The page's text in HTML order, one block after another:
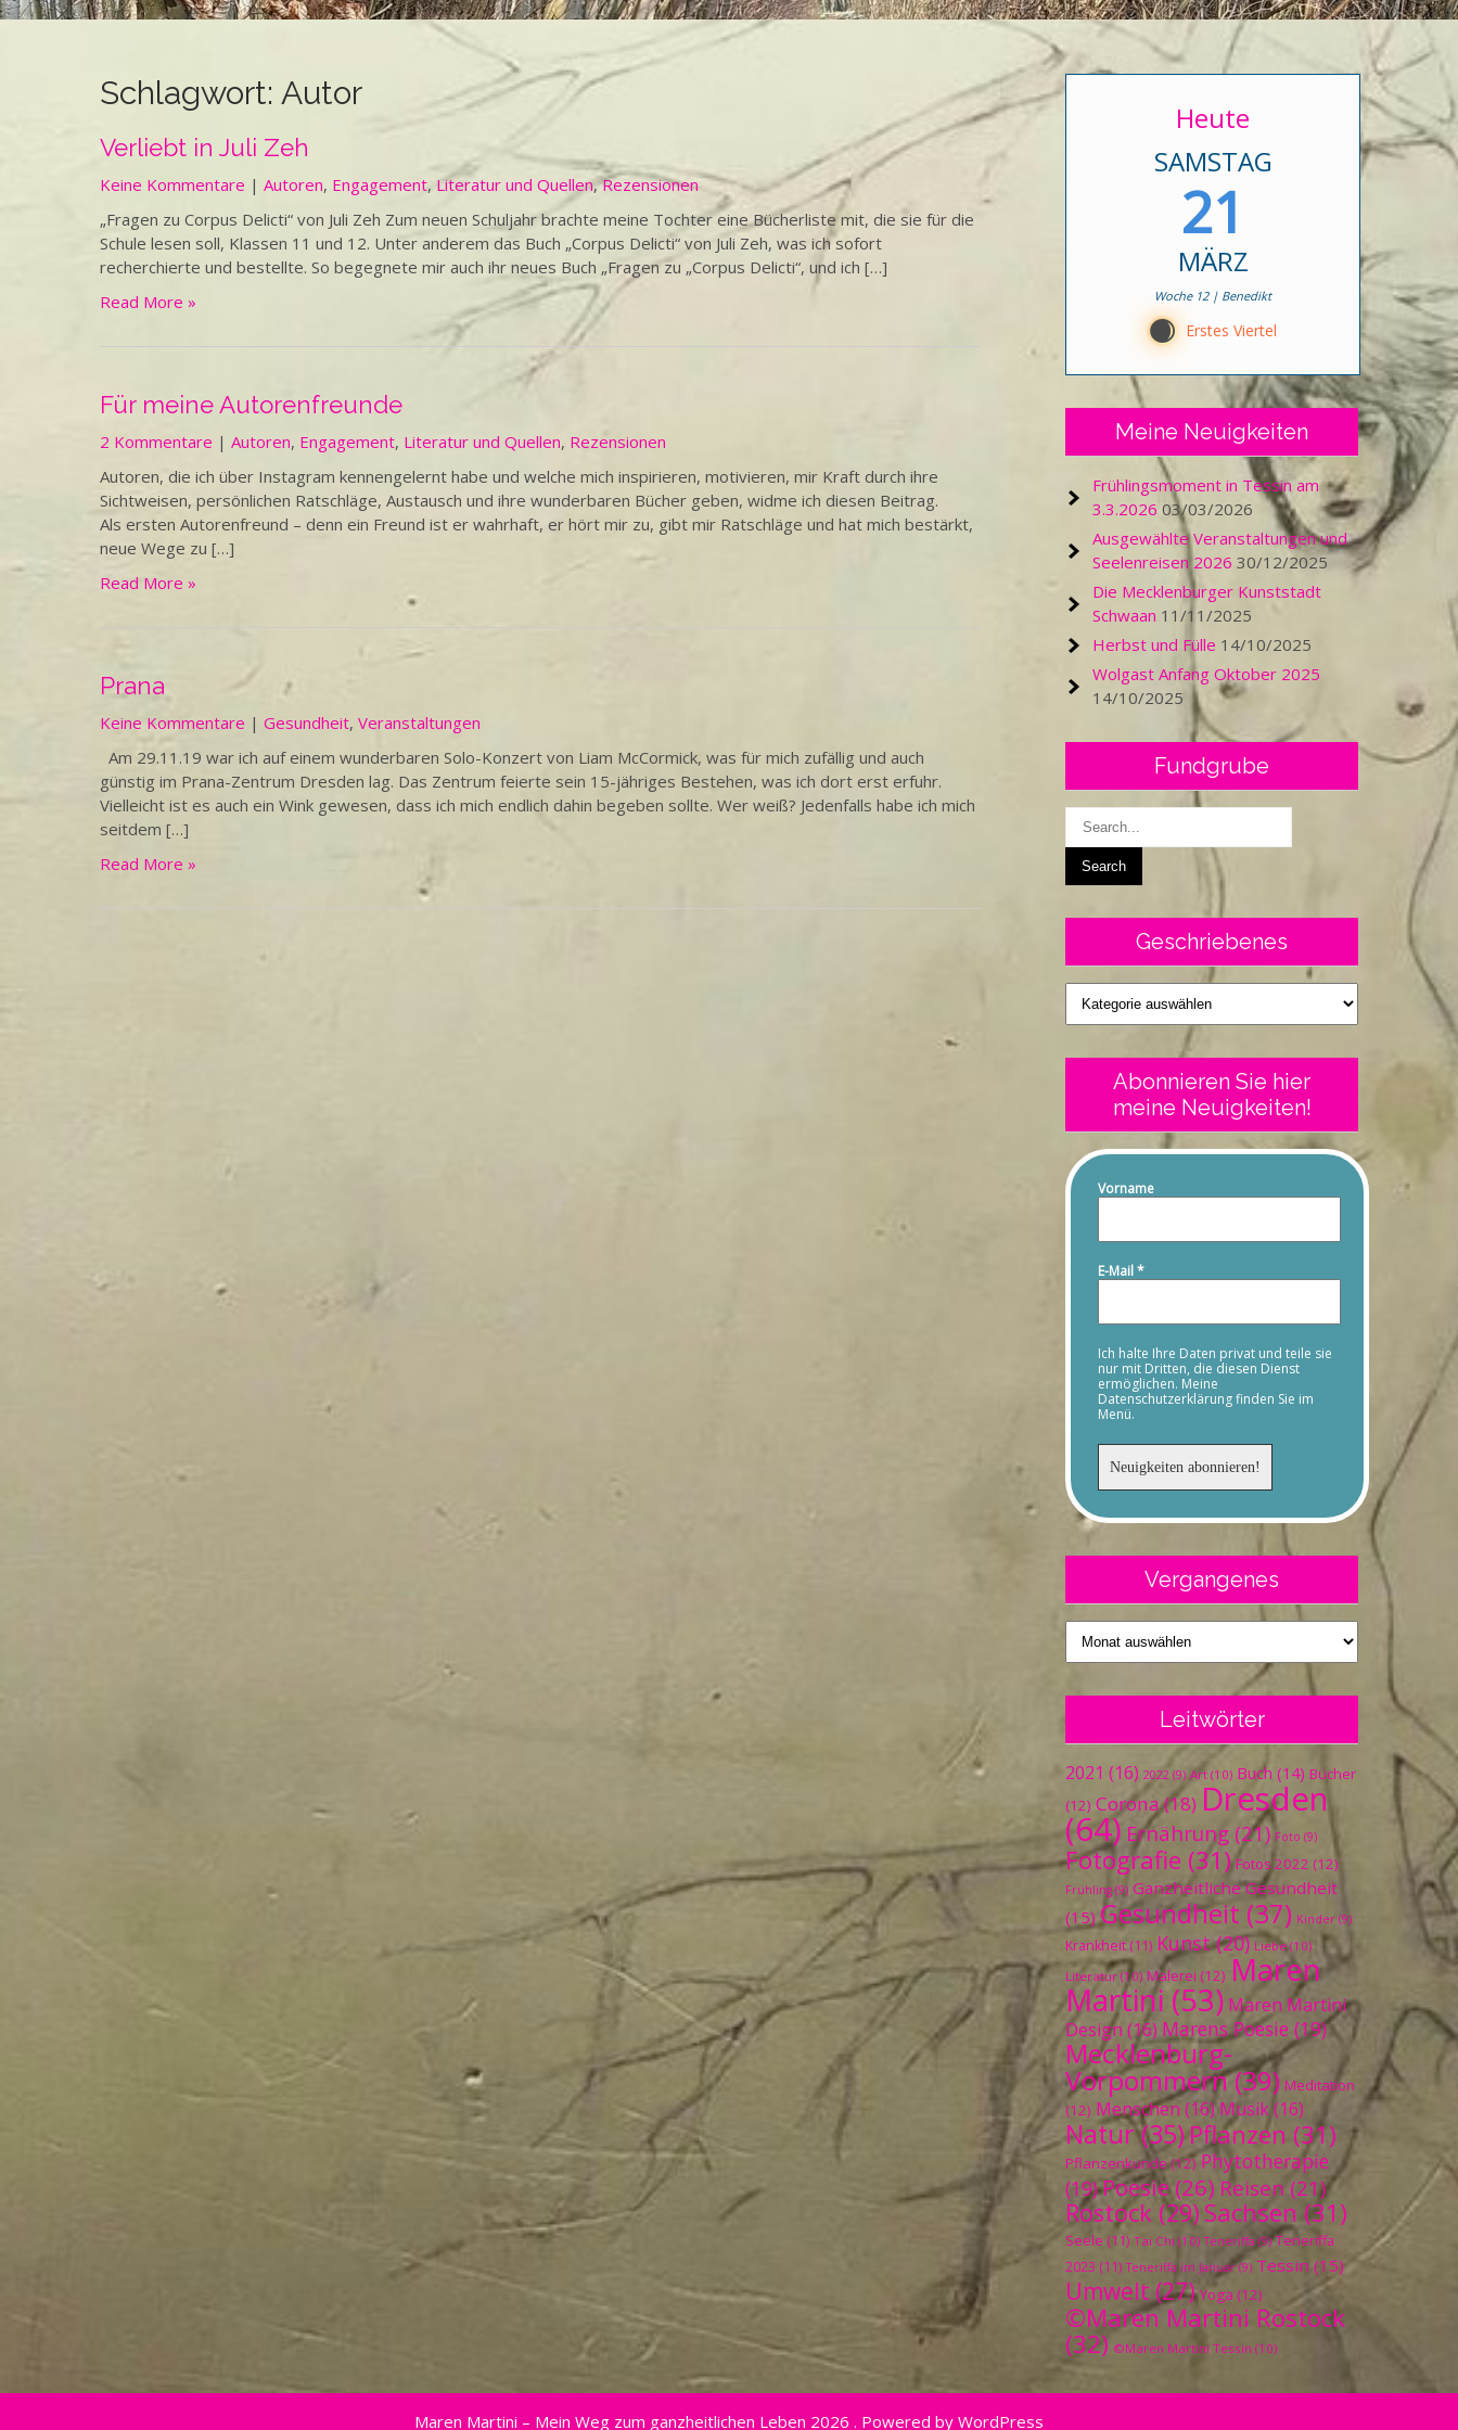
Schlagwort: Autor
Verliebt in Juli Zeh
Keine Kommentare | Autoren, Engagement, Literatur und Quellen,Rezensionen
„Fragen zu Corpus Delicti“ von Juli Zeh Zum neuen Schuljahr brachte meine Tochter eine Bücherliste mit, die sie für die
Schule lesen soll, Klassen 11 und 12. Unter anderem das Buch „Corpus Delicti“ von Juli Zeh, was ich sofort
recherchierte und bestellte. So begegnete mir auch ihr neues Buch „Fragen zu „Corpus Delicti“, und ich […]
Read More »
Für meine Autorenfreunde
2 Kommentare | Autoren, Engagement, Literatur und Quellen, Rezensionen
Autoren, die ich über Instagram kennengelernt habe und welche mich inspirieren, motivieren, mir Kraft durch ihre
Sichtweisen, persönlichen Ratschläge, Austausch und ihre wunderbaren Bücher geben, widme ich diesen Beitrag.
Als ersten Autorenfreund – denn ein Freund ist er wahrhaft, er hört mir zu, gibt mir Ratschläge und hat mich bestärkt,
neue Wege zu […]
Read More »
Prana
Keine Kommentare | Gesundheit, Veranstaltungen
Am 29.11.19 war ich auf einem wunderbaren Solo-Konzert von Liam McCormick, was für mich zufällig und auch
günstig im Prana-Zentrum Dresden lag. Das Zentrum feierte sein 15-jähriges Bestehen, was ich dort erst erfuhr.
Vielleicht ist es auch ein Wink gewesen, dass ich mich endlich dahin begeben sollte. Wer weiß? Jedenfalls habe ich mich
seitdem […]
Read More »
Heute
SAMSTAG
21
MÄRZ
Woche 12 | Benedikt
C Erstes Viertel
Meine Neuigkeiten
Frühlingsmoment in Tessin am
3.3.2026 03/03/2026
Ausgewählte Veranstaltungen und
Seelenreisen 2026 30/12/2025
Die Mecklenburger Kunststadt
Schwaan 11/11/2025
Herbst und Fülle 14/10/2025
Wolgast Anfang Oktober 2025
14/10/2025
Fundgrube
Geschriebenes
Geschriebenes
Abonnieren Sie hier
meine Neuigkeiten!
Vorname
E-Mail*
Ich halte Ihre Daten privat und teile sie
nur mit Dritten, die diesen Dienst
ermöglichen. Meine
Datenschutzerklärung finden Sie im
Menü.
Vergangenes
Vergangenes
Leitwörter
2021 (16) 2022 (9) Art (10) Buch (14) Bücher
(12) Corona(18) Dresden
(64) Ernährung (21) Foto (9)
Fotografie (31) Fotos 2022 (12)
Frühling (9) Ganzheitliche Gesundheit
(15) Gesundheit (37) Kinder (9)
Krankheit (11) Kunst(20) Liebe(10)
Literatur (10) Malerei (12) Maren
Martini(53) Maren Martini
Design (16) Marens Poesie (19)
Mecklenburg-
Vorpommern(39) Meditation
(12) Menschen (16) Musik(16)
Natur(35)Pflanzen (31)
Pflanzenkunde(12) Phytotherapie
(19)Poesie(26) Reisen(21)
Rostock (29) Sachsen (31)
Seele (11) Tai Chi (10) Teneriffa (9) Teneriffa
2023 (11) Teneriffa im Januar(9) Tessin (15)
Umwelt (27) Yoga (12)
©Maren Martini Rostock
(32) ©Maren Martini Tessin (10)
Maren Martini – Mein Weg zum ganzheitlichen Leben 2026 . Powered by WordPress